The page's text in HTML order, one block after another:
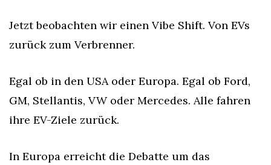
Jetzt beobachten wir einen Vibe Shift. Von EVs
zurück zum Verbrenner.
Egal ob in den USA oder Europa. Egal ob Ford,
GM, Stellantis, VW oder Mercedes. Alle fahren
ihre EV-Ziele zurück.
In Europa erreicht die Debatte um das